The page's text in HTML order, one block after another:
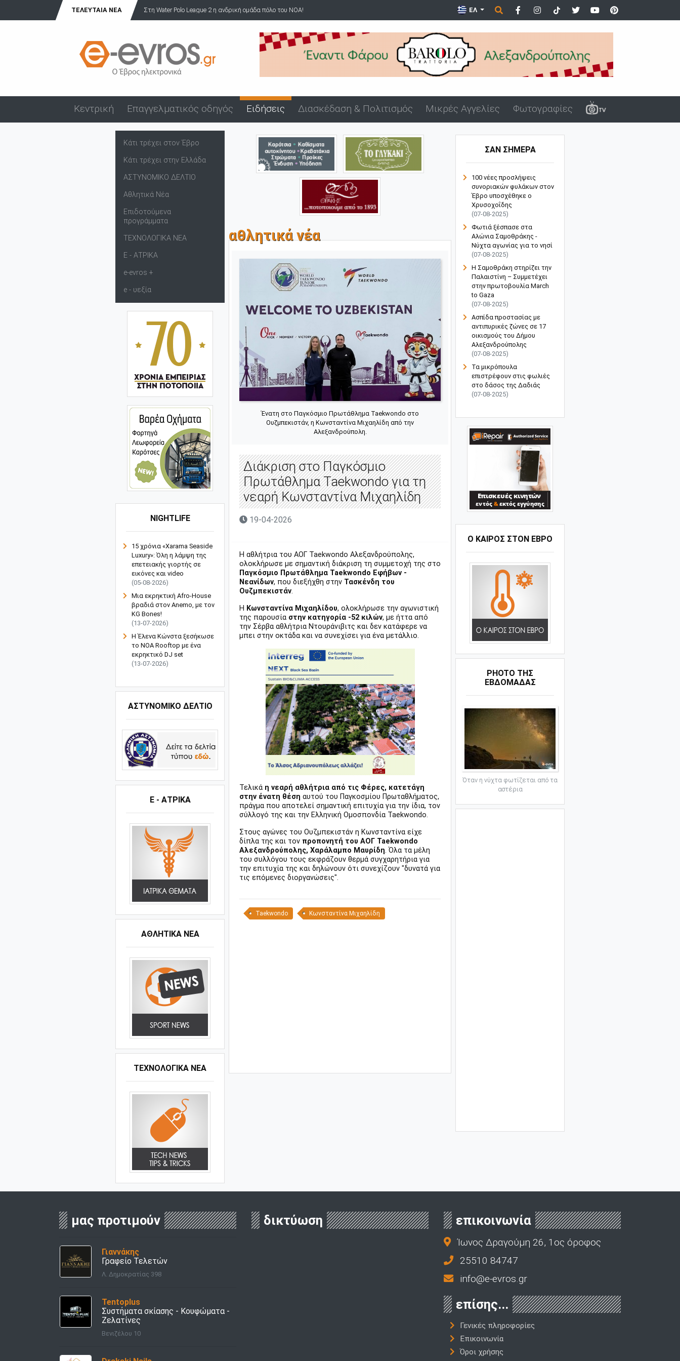
ΤΕΛΕΥΤΑΊΑ ΝΈΑ Στη Water Polo League 2 η ανδρική ομάδα πόλο του ΝΟΑ! Άνδρας επιδείκνυε τα γεννητικά του όργανα σε ανήλικα στον Άβ...
ΕΛ
Κεντρική Επαγγελματικός οδηγός Ειδήσεις Διασκέδαση & Πολιτισμός Μικρές Αγγελίες Φωτογραφίες
Κάτι τρέχει στον Έβρο
Κάτι τρέχει στην Ελλάδα
ΑΣΤΥΝΟΜΙΚΟ ΔΕΛΤΙΟ
Αθλητικά Νέα
Επιδοτούμενα
προγράμματα
ΤΕΧΝΟΛΟΓΙΚΑ ΝΕΑ
Ε - ΑΤΡΙΚΑ
e-evros +
e - υεξία
NIGHTLIFE
15 χρόνια «Xarama Seaside
Luxury»: Όλη η λάμψη της
επετειακής γιορτής σε
εικόνες και video
(05-08-2026)
Μια εκρηκτική Afro-House
βραδιά στον Anemo, με τον
KG Bones!
(13-07-2026)
Η Έλενα Κώνστα ξεσήκωσε
το NOA Rooftop με ένα
εκρηκτικό DJ set
(13-07-2026)
ΑΣΤΥΝΟΜΙΚΟ ΔΕΛΤΙΟ
Ε - ΑΤΡΙΚΑ
ΑΘΛΗΤΙΚΆ ΝΈΑ
ΤΕΧΝΟΛΟΓΙΚΑ ΝΕΑ
αθλητικά νέα
Ένατη στο Παγκόσμιο Πρωτάθλημα Taekwondo στο
Ουζμπεκιστάν, η Κωνσταντίνα Μιχαηλίδη από την
Αλεξανδρούπολη.
Διάκριση στο Παγκόσμιο
Πρωτάθλημα Taekwondo για τη
νεαρή Κωνσταντίνα Μιχαηλίδη
19-04-2026
Η αθλήτρια του ΑΟΓ Taekwondo Αλεξανδρούπολης,
ολοκλήρωσε με σημαντική διάκριση τη συμμετοχή της στο
Παγκόσμιο Πρωτάθλημα Taekwondo Εφήβων -
Νεανίδων, που διεξήχθη στην Τασκένδη του
Ουζμπεκιστάν.
Η Κωνσταντίνα Μιχαηλίδου, ολοκλήρωσε την αγωνιστική
της παρουσία στην κατηγορία -52 κιλών, με ήττα από
την Σέρβα αθλήτρια Ντουράνιβιτς και δεν κατάφερε να
μπει στην οκτάδα και να συνεχίσει για ένα μετάλλιο.
Τελικά η νεαρή αθλήτρια από τις Φέρες, κατετάγη
στην ένατη θέση αυτού του Παγκοσμίου Πρωταθλήματος,
πράγμα που αποτελεί σημαντική επιτυχία για την ίδια, τον
σύλλογό της και την Ελληνική Ομοσπονδία Taekwondo.
Στους αγώνες του Ουζμπεκιστάν η Κωνσταντίνα είχε
δίπλα της και τον προπονητή του ΑΟΓ Taekwondo
Αλεξανδρούπολης, Χαράλαμπο Μαυρίδη. Όλα τα μέλη
του συλλόγου τους εκφράζουν θερμά συγχαρητήρια για
την επιτυχία της και δηλώνουν ότι συνεχίζουν "δυνατά για
τις επόμενες διοργανώσεις".
Taekwondo Κωνσταντίνα Μιχαηλίδη
ΣΑΝ ΣΗΜΕΡΑ
100 νέες προσλήψεις
συνοριακών φυλάκων στον
Έβρο υποσχέθηκε ο
Χρυσοχοΐδης
(07-08-2025)
Φωτιά ξέσπασε στα
Αλώνια Σαμοθράκης -
Νύχτα αγωνίας για το νησί
(07-08-2025)
Η Σαμοθράκη στηρίζει την
Παλαιστίνη – Συμμετέχει
στην πρωτοβουλία March
to Gaza
(07-08-2025)
Ασπίδα προστασίας με
αντιπυρικές ζώνες σε 17
οικισμούς του Δήμου
Αλεξανδρούπολης
(07-08-2025)
Τα μικρόπουλα
επιστρέφουν στις φωλιές
στο δάσος της Δαδιάς
(07-08-2025)
Ο ΚΑΙΡΟΣ ΣΤΟΝ ΕΒΡΟ
PHOTO ΤΗΣ
ΕΒΔΟΜΑΔΑΣ
Όταν η νύχτα φωτίζεται από τα
αστέρια
μας προτιμούν
Γιαννάκης
Γραφείο Τελετών
Λ. Δημοκρατίας 398
Tentoplus
Συστήματα σκίασης - Κουφώματα -
Ζελατίνες
Βενιζέλου 10
δικτύωση επικοινωνία
Ίωνος Δραγούμη 26, 1ος όροφος
25510 84747
info@e-evros.gr
επίσης...
Γενικές πληροφορίες
Επικοινωνία
Όροι χρήσης